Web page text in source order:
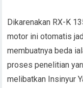
Dikarenakan RX-K
motor ini otomatis
membuatnya beda
proses penelitian
melibatkan Insinyur